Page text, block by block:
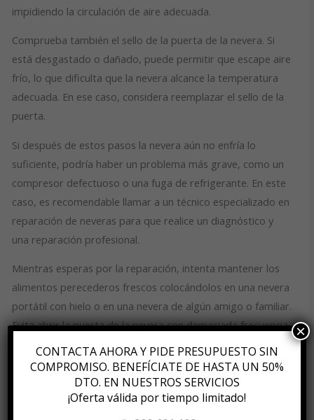
impidiendo la circulación de aire adecuada.
Comprueba también el sello de la puerta de la nevera. Si
está desgastado o dañado, puede permitir que escape aire
frío, lo que dificulta que la nevera alcance la temperatura
adecuada. En ese caso, considera reemplazar el sello de la
puerta.
Si después de estos pasos la nevera aún no enfría lo
suficiente, podría haber un problema más grave, como un
compresor defectuoso o una fuga de refrigerante. En este
caso, es recomendable llamar a un técnico especializado en
reparación de neveras para que realice un diagnóstico y
una reparación profesional.
Mientras esperas por la reparación, intenta mantener los
alimentos perecederos frescos colocándolos en una nevera
portátil con hielo o en una nevera de algún amigo o familiar.
Evita abrir la puerta de la nevera con demasiada frecuencia
para minimizar la pérdida de frío.
Si tu nevera no enfría lo suficiente, verifica el termostato,
limpia las obstrucciones, comprueba el sello de la puerta y
CONTACTA AHORA Y PIDE PRESUPUESTO SIN
COMPROMISO. BENEFÍCIATE DE HASTA UN 50%
DTO. EN NUESTROS SERVICIOS
¡Oferta válida por tiempo limitado!
×